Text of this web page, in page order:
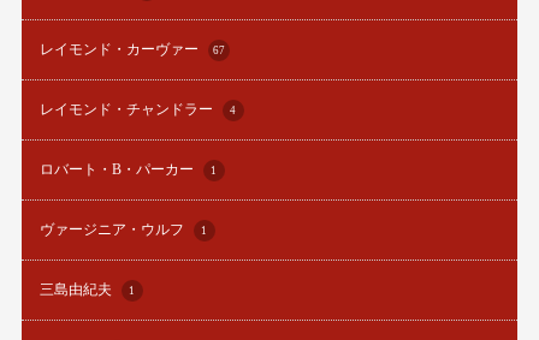
レイモンド・カーヴァー 67
レイモンド・チャンドラー 4
ロバート・B・パーカー 1
ヴァージニア・ウルフ 1
三島由紀夫 1